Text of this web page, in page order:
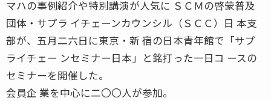
マハの事例紹介や特別講演が人気に ＳＣＭの啓蒙普及
団体・サプラ イチェーンカウンシル（ＳＣＣ）日 本支
部が、五月二六日に東京・新 宿の日本青年館で「サプ
ライチェー ンセミナー日本」と銘打った一日コ ースの
セミナーを開催した。
会員企 業を中心に二〇〇人が参加。